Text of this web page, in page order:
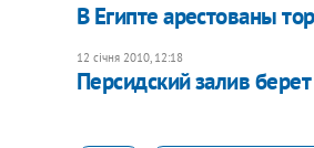
В Египте арестованы
12 січня 2010, 12:18
Персидский залив